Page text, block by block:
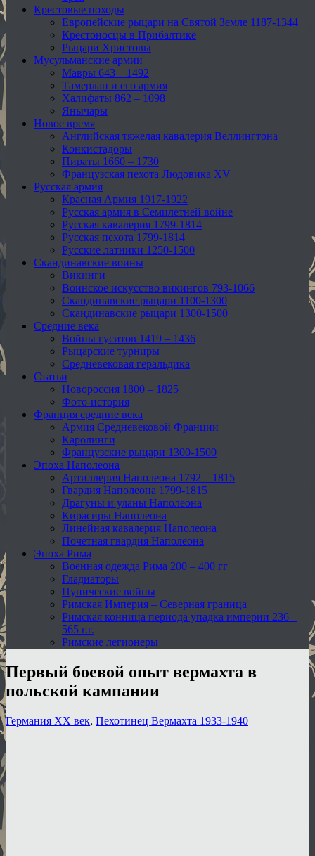
Крестовые походы
Европейские рыцари на Святой Земле 1187-1344
Крестоносцы в Прибалтике
Рыцари Христовы
Мусульманские армии
Мавры 643 – 1492
Тамерлан и его армия
Халифаты 862 – 1098
Янычары
Новое время
Английская тяжелая кавалерия Веллингтона
Конкистадоры
Пираты 1660 – 1730
Французская пехота Людовика XV
Русская армия
Красная Армия 1917-1922
Русская армия в Семилетней войне
Русская кавалерия 1799-1814
Русская пехота 1799-1814
Русские латники 1250-1500
Скандинавские воины
Викинги
Воинское искусство викингов 793-1066
Скандинавские рыцари 1100-1300
Скандинавские рыцари 1300-1500
Средние века
Войны гуситов 1419 – 1436
Рыцарские турниры
Средневековая геральдика
Статьи
Новороссия 1800 – 1825
Фото-история
Франция средние века
Армия Средневековой Франции
Каролинги
Французские рыцари 1300-1500
Эпоха Наполеона
Артиллерия Наполеона 1792 – 1815
Гвардия Наполеона 1799-1815
Драгуны и уланы Наполеона
Кирасиры Наполеона
Линейная кавалерия Наполеона
Почетная гвардия Наполеона
Эпоха Рима
Военная одежда Рима 200 – 400 гг
Гладиаторы
Пунические войны
Римская Империя – Северная граница
Римская конница периода упадка империи 236 –
565 г.г.
Римские легионеры
Первый боевой опыт вермахтa в
польской кампании
Германия XX век, Пехотинец Вермахта 1933-1940